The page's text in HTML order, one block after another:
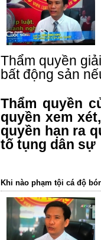
Thẩm quyền
bất động sản
Thẩm quyền
quyền xem
quyền hạn ra
tố tụng dân
Khi nào phạm tội cá độ